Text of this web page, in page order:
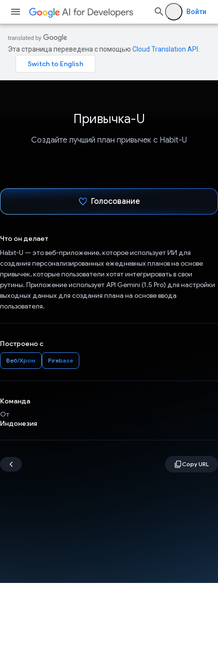
Войти
Эта страница переведена с помощью Cloud Translation API
Привычка-U
Создайте лучший план привычек с Habit-U
Голосование
Что он делает
Habit-U — это веб-приложение, которое использует ИИ для
создания персонализированных ежедневных планов на основе
привычек, которые пользователи хотят интегрировать в свои
рутины. Приложение использует API Gemini (1.5 Pro) для настройки
выходных данных для создания плана на основе ввода
пользователя.
Построено с
Веб/Хром Firebase
Команда
От
Индонезия